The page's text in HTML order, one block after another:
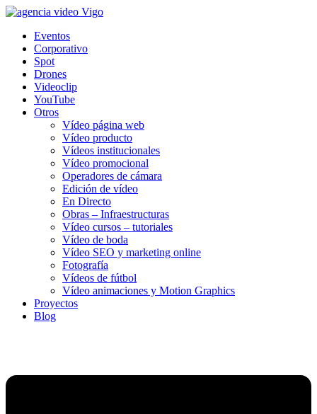
Eventos
Corporativo
Spot
Drones
Videoclip
YouTube
Otros
Vídeo página web
Vídeo producto
Vídeos institucionales
Vídeo promocional
Operadores de cámara
Edición de vídeo
En Directo
Obras – Infraestructuras
Vídeo cursos – tutoriales
Vídeo de boda
Vídeo SEO y marketing online
Fotografía
Vídeos de fútbol
Vídeo animaciones y Motion Graphics
Proyectos
Blog